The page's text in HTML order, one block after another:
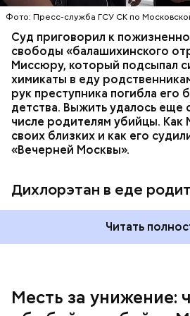
Фото: Пресс-служба ГСУ СК по
Суд приговорил к
свободы «балашихинского
Миссюру, который подсыпал
химикаты в еду
рук преступника погибла его
детства. Выжить удалось еще
числе родителям убийцы. Как
своих близких и как его
«Вечерней Москвы».
Дихлорэтан в еде
нашли в еде, изъятой из
Читать
Месть за унижение:
— Личность подозреваемого
полицией принимаются меры
Республике Дагестан.